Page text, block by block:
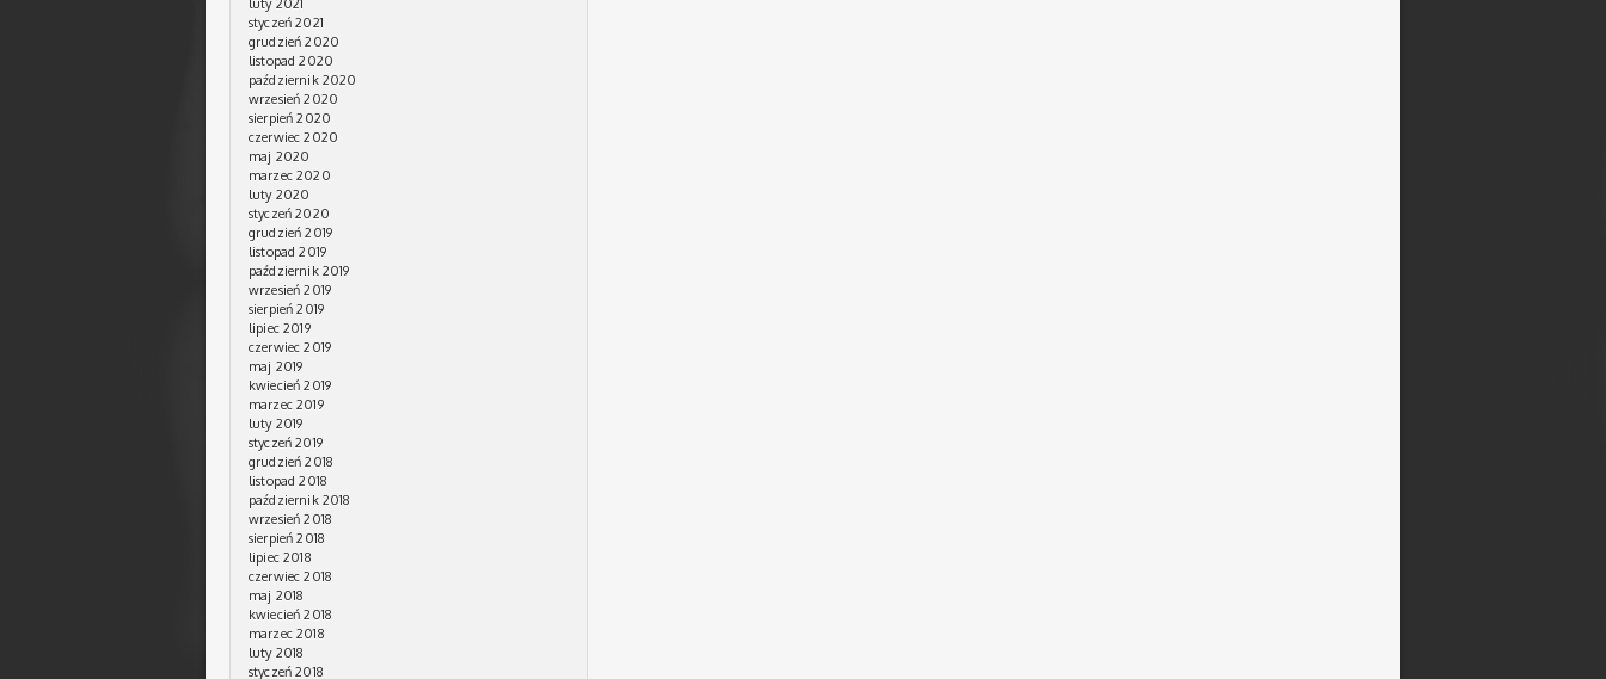
luty 2021
styczeń 2021
grudzień 2020
listopad 2020
październik 2020
wrzesień 2020
sierpień 2020
czerwiec 2020
maj 2020
marzec 2020
luty 2020
styczeń 2020
grudzień 2019
listopad 2019
październik 2019
wrzesień 2019
sierpień 2019
lipiec 2019
czerwiec 2019
maj 2019
kwiecień 2019
marzec 2019
luty 2019
styczeń 2019
grudzień 2018
listopad 2018
październik 2018
wrzesień 2018
sierpień 2018
lipiec 2018
czerwiec 2018
maj 2018
kwiecień 2018
marzec 2018
luty 2018
styczeń 2018